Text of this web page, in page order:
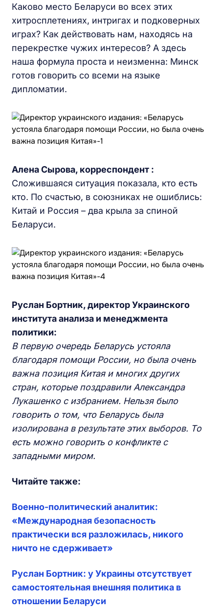
Каково место Беларуси во всех этих
хитросплетениях, интригах и подковерных
играх? Как действовать нам, находясь на
перекрестке чужих интересов? А здесь
наша формула проста и неизменна: Минск
готов говорить со всеми на языке
дипломатии.
Алена Сырова, корреспондент :
Сложившаяся ситуация показала, кто есть
кто. По счастью, в союзниках не ошиблись:
Китай и Россия – два крыла за спиной
Беларуси.
Руслан Бортник, директор Украинского
института анализа и менеджмента
политики:
В первую очередь Беларусь устояла
благодаря помощи России, но была очень
важна позиция Китая и многих других
стран, которые поздравили Александра
Лукашенко с избранием. Нельзя было
говорить о том, что Беларусь была
изолирована в результате этих выборов. То
есть можно говорить о конфликте с
западными миром.
Читайте также:
Военно-политический аналитик:
«Международная безопасность
практически вся разложилась, никого
ничто не сдерживает»
Руслан Бортник: у Украины отсутствует
самостоятельная внешняя политика в
отношении Беларуси